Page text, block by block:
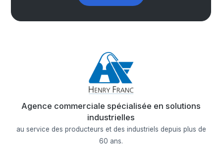
Agence commerciale spécialisée en solutions
industrielles
au service des producteurs et des industriels depuis plus de
60 ans.